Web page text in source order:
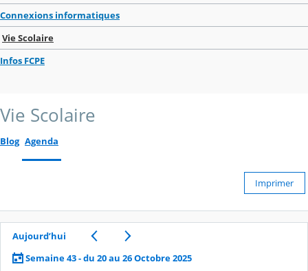
Connexions informatiques
Vie Scolaire
Infos FCPE
Vie Scolaire
Blog Agenda
Imprimer
Aujourd’hui
Semaine 43 - du 20 au 26 Octobre 2025